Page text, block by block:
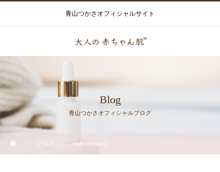
青山つかさオフィシャルサイト
Blog
青山つかさオフィシャルブログ
ブログ ethte-yoyaku-2